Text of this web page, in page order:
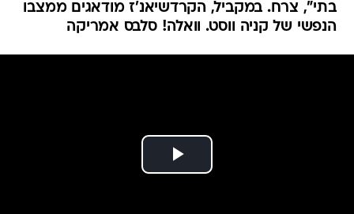
בתי", צרח. במקביל, הקרדשיאנ'ז מודאגים ממצבו
הנפשי של קניה ווסט. וואלה! סלבס אמריקה